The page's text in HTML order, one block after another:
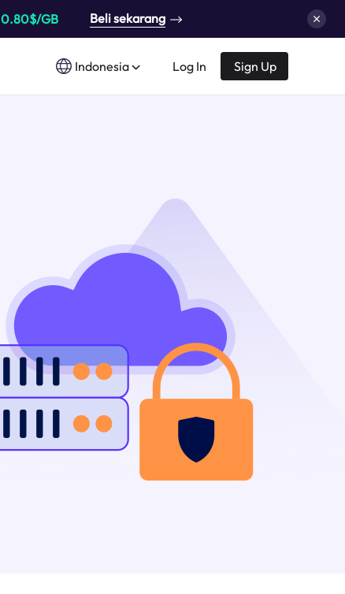
0.80$/GB Beli sekarang
Indonesia Log In Sign Up